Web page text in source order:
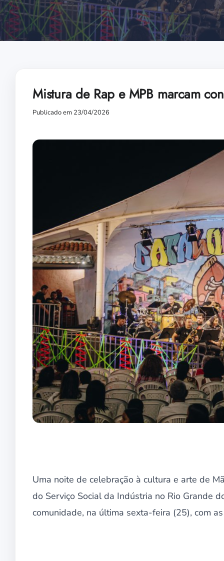
Mistura de Rap e MPB marcam
Publicado em 23/04/2026
Uma noite de celebração à cultura e arte de
do Serviço Social da Indústria no Rio Grande
comunidade, na última sexta-feira (25), com